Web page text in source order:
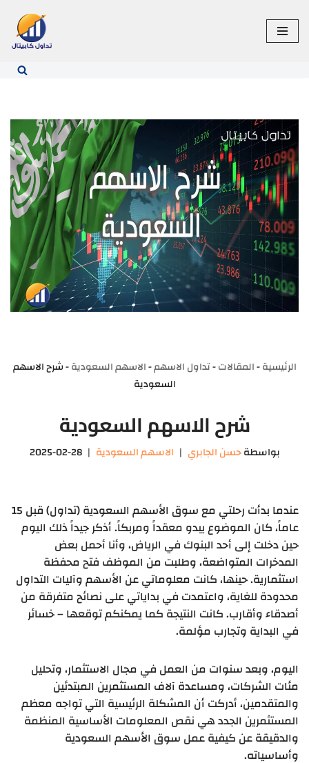
تخطى
الرئيسية-المقالات-تداول الاسهم-الاسهم السعودية-شرح الاسهم
السعودية
شرح الاسهم السعودية
بواسطةحسن الجابري الاسهم السعودية 2025-02-28
عندما بدأت رحلتي مع سوق الأسهم السعودية (تداول) قبل 15
عاماً، كان الموضوع يبدو معقداً ومربكاً. أذكر جيداً ذلك اليوم
حين دخلت إلى أحد البنوك في الرياض، وأنا أحمل بعض
المدخرات المتواضعة، وطلبت من الموظف فتح محفظة
استثمارية. حينها، كانت معلوماتي عن الأسهم وآليات التداول
محدودة للغاية، واعتمدت في بداياتي على نصائح متفرقة من
أصدقاء وأقارب. كانت النتيجة كما يمكنكم توقعها – خسائر
في البداية وتجارب مؤلمة.
اليوم، وبعد سنوات من العمل في مجال الاستثمار، وتحليل
مئات الشركات، ومساعدة آلاف المستثمرين المبتدئين
والمتقدمين، أدركت أن المشكلة الرئيسية التي تواجه معظم
المستثمرين الجدد هي نقص المعلومات الأساسية المنظمة
والدقيقة عن كيفية عمل سوق الأسهم السعودية
وأساسياته.